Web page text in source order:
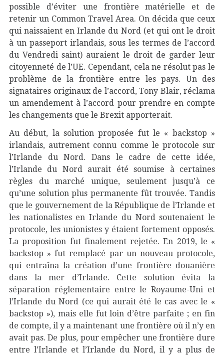
possible d’éviter une frontière matérielle et de
retenir un Common Travel Area. On décida que ceux
qui naissaient en Irlande du Nord (et qui ont le droit
à un passeport irlandais, sous les termes de l’accord
du Vendredi saint) auraient le droit de garder leur
citoyenneté de l’UE. Cependant, cela ne résolut pas le
problème de la frontière entre les pays. Un des
signataires originaux de l’accord, Tony Blair, réclama
un amendement à l’accord pour prendre en compte
les changements que le Brexit apporterait.
Au début, la solution proposée fut le « backstop »
irlandais, autrement connu comme le protocole sur
l’Irlande du Nord. Dans le cadre de cette idée,
l’Irlande du Nord aurait été soumise à certaines
règles du marché unique, seulement jusqu’à ce
qu’une solution plus permanente fût trouvée. Tandis
que le gouvernement de la République de l’Irlande et
les nationalistes en Irlande du Nord soutenaient le
protocole, les unionistes y étaient fortement opposés.
La proposition fut finalement rejetée. En 2019, le «
backstop » fut remplacé par un nouveau protocole,
qui entraîna la création d’une frontière douanière
dans la mer d’Irlande. Cette solution évita la
séparation réglementaire entre le Royaume-Uni et
l’Irlande du Nord (ce qui aurait été le cas avec le «
backstop »), mais elle fut loin d’être parfaite ; en fin
de compte, il y a maintenant une frontière où il n’y en
avait pas. De plus, pour empêcher une frontière dure
entre l’Irlande et l’Irlande du Nord, il y a plus de